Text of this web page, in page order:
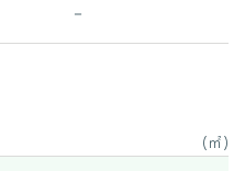
－
(㎡)